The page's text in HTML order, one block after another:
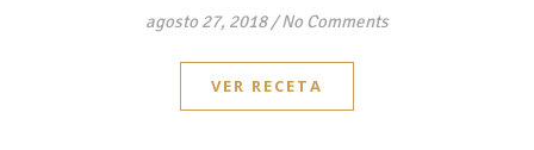
agosto 27, 2018 / No Comments
VER RECETA